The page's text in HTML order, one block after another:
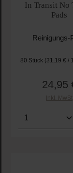
In Transit No
Pads
Reinigungs-
80 Stück (31,19 € /
24,95
Inkl. MwSt
Produkt